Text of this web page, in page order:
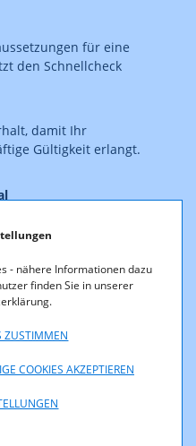
- nähere Informationen dazu
finden Sie in unserer
ZUSTIMMEN
COOKIES AKZEPTIEREN
für eine
den Schnellcheck
damit Ihr
Gültigkeit erlangt.
auf die geschützten
Weiter